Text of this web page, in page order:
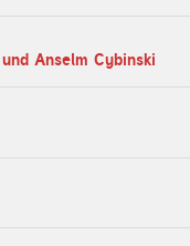
Anselm Cybinski